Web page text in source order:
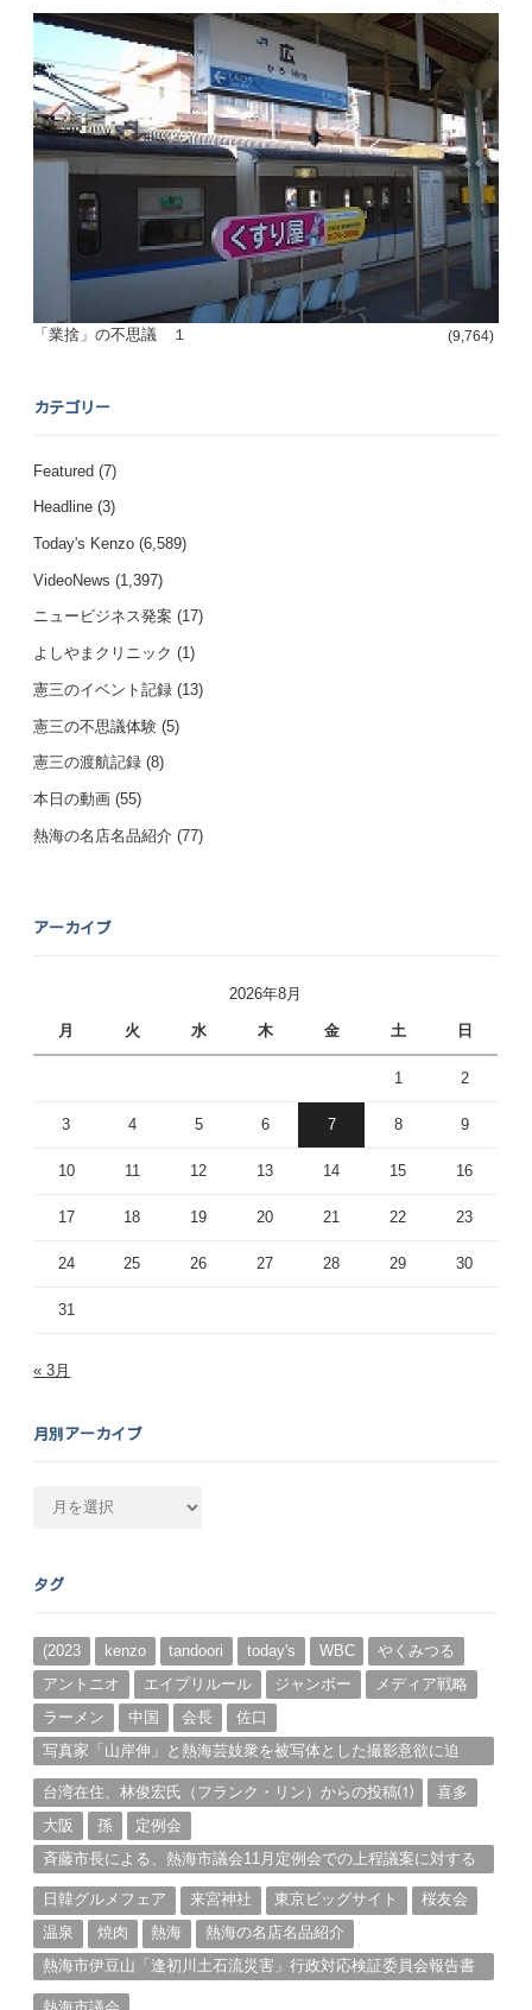
「業捨」の不思議 １ (9,764)
カテゴリー
Featured (7)
Headline (3)
Today's Kenzo (6,589)
VideoNews (1,397)
ニュービジネス発案 (17)
よしやまクリニック (1)
憲三のイベント記録 (13)
憲三の不思議体験 (5)
憲三の渡航記録 (8)
本日の動画 (55)
熱海の名店名品紹介 (77)
アーカイブ
2026年8月
月 火 水 木 金 土 日
1 2
3 4 5 6 7 8 9
10 11 12 13 14 15 16
17 18 19 20 21 22 23
24 25 26 27 28 29 30
31
« 3月
月別アーカイブ
カ
ブ
タグ
(2023 kenzo tandoori today's WBC
やくみつる
アントニオ
エイプリルール ジャンボー
メディア戦略
ラーメン
中国 会長
佐口
写真家「山岸伸」と熱海芸妓衆を被写体とした撮影意欲に迫
台湾在住、林俊宏氏（フランク・リン）からの投稿⑴
喜多
大阪
孫
定例会
斉藤市長による、熱海市議会11月定例会での上程議案に対する
日韓グルメフェア
来宮神社 東京ビッグサイト
桜友会
温泉
焼肉 熱海
熱海の名店名品紹介
熱海市伊豆山「逢初川土石流災害」行政対応検証委員会報告書